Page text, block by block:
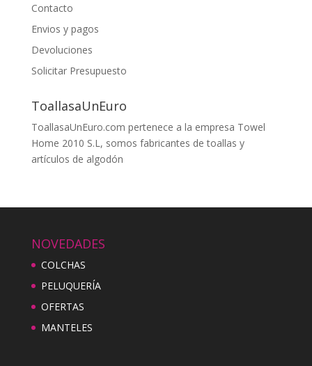
Contacto
Envios y pagos
Devoluciones
Solicitar Presupuesto
ToallasaUnEuro
ToallasaUnEuro.com pertenece a la empresa Towel
Home 2010 S.L, somos fabricantes de toallas y
artículos de algodón
NOVEDADES
COLCHAS
PELUQUERÍA
OFERTAS
MANTELES